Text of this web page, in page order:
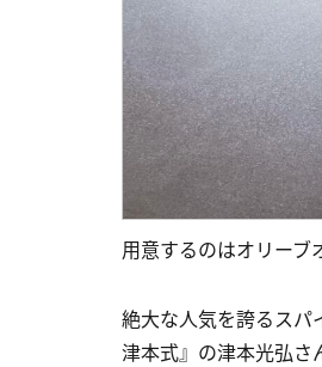
用意するのはオリーブ
絶大な人気を誇るスパ
津本式』の津本光弘さ